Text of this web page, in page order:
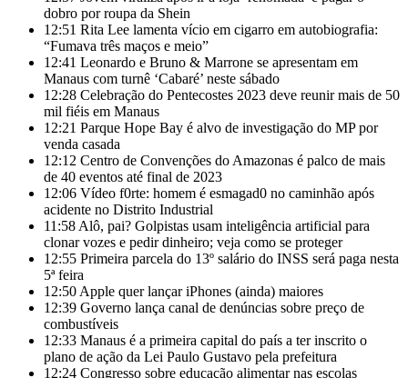
dobro por roupa da Shein
12:51 Rita Lee lamenta vício em cigarro em autobiografia:
“Fumava três maços e meio”
12:41 Leonardo e Bruno & Marrone se apresentam em
Manaus com turnê ‘Cabaré’ neste sábado
12:28 Celebração do Pentecostes 2023 deve reunir mais de 50
mil fiéis em Manaus
12:21 Parque Hope Bay é alvo de investigação do MP por
venda casada
12:12 Centro de Convenções do Amazonas é palco de mais
de 40 eventos até final de 2023
12:06 Vídeo f0rte: homem é esmagad0 no caminhão após
acidente no Distrito Industrial
11:58 Alô, pai? Golpistas usam inteligência artificial para
clonar vozes e pedir dinheiro; veja como se proteger
12:55 Primeira parcela do 13º salário do INSS será paga nesta
5ª feira
12:50 Apple quer lançar iPhones (ainda) maiores
12:39 Governo lança canal de denúncias sobre preço de
combustíveis
12:33 Manaus é a primeira capital do país a ter inscrito o
plano de ação da Lei Paulo Gustavo pela prefeitura
12:24 Congresso sobre educação alimentar nas escolas